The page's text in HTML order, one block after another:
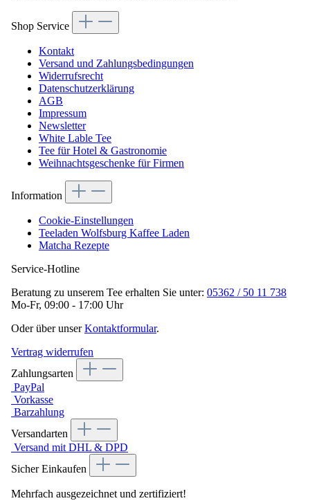
Shop Service
Kontakt
Versand und Zahlungsbedingungen
Widerrufsrecht
Datenschutzerklärung
AGB
Impressum
Newsletter
White Lable Tee
Tee für Hotel & Gastronomie
Weihnachtsgeschenke für Firmen
Information
Cookie-Einstellungen
Teeladen Wolfsburg Kaffee Laden
Matcha Rezepte
Service-Hotline
Beratung zu unserem Tee erhalten Sie unter: 05362 / 50 11 738
Mo-Fr, 09:00 - 17:00 Uhr
Oder über unserKontaktformular.
Vertrag widerrufen
Zahlungsarten
PayPal
Vorkasse
Barzahlung
Versandarten
Versand mit DHL & DPD
Sicher Einkaufen
Mehrfach ausgezeichnet und zertifiziert!